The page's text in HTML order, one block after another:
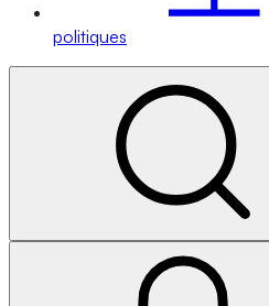
politiques